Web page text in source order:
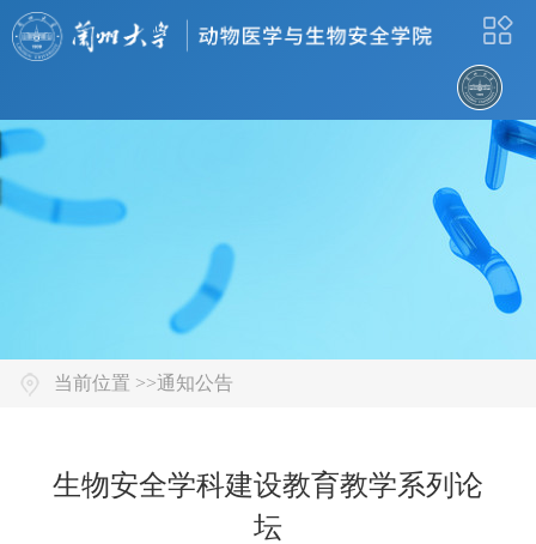
当前位置 >>通知公告
生物安全学科建设教育教学系列论
坛